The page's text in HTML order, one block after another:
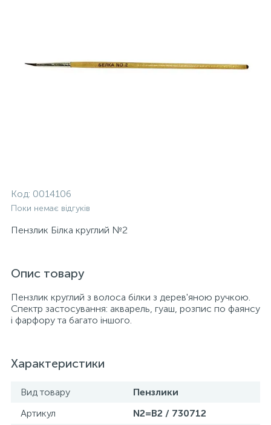
Код: 0014106
Поки немає відгуків
Пензлик Білка круглий №2
Опис товару
Пензлик круглий з волоса білки з дерев'яною ручкою.
Спектр застосування: акварель, гуаш, розпис по фаянсу
і фарфору та багато іншого.
Характеристики
Вид товару
Пензлики
Артикул
N2=B2 / 730712